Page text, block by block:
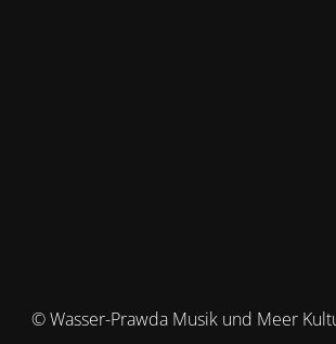
© Wasser-Prawda Musik und Meer